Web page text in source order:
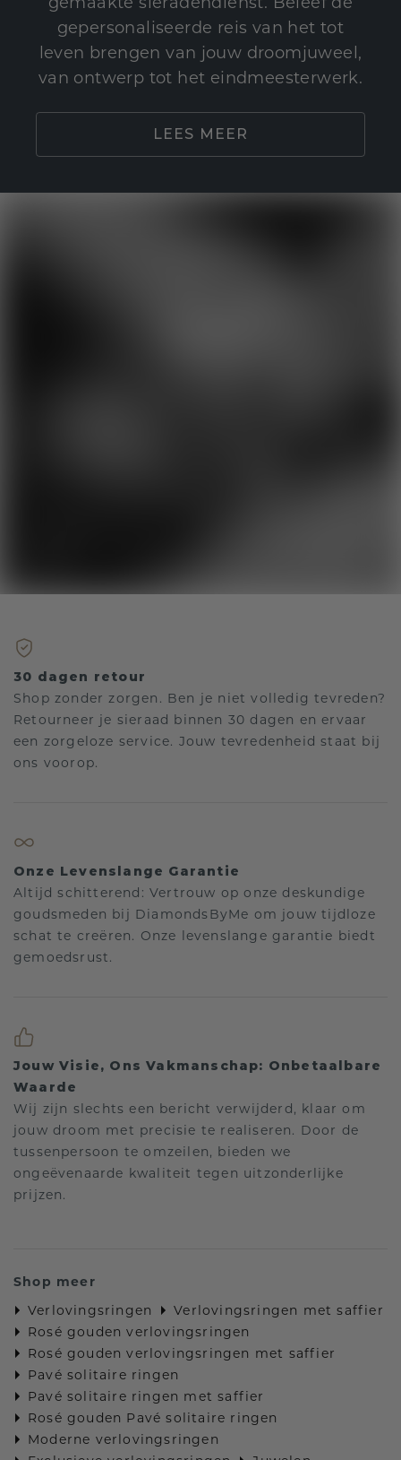
gepersonaliseerde reis van het tot
leven brengen van jouw droomjuweel,
van ontwerp tot het eindmeesterwerk.
LEES MEER
30 dagen retour
Shop zonder zorgen. Ben je niet volledig tevreden?
Retourneer je sieraad binnen 30 dagen en ervaar
een zorgeloze service. Jouw tevredenheid staat bij
ons voorop.
Onze Levenslange Garantie
Altijd schitterend: Vertrouw op onze deskundige
goudsmeden bij DiamondsByMe om jouw tijdloze
schat te creëren. Onze levenslange garantie biedt
gemoedsrust.
Jouw Visie, Ons Vakmanschap: Onbetaalbare
Waarde
Wij zijn slechts een bericht verwijderd, klaar om
jouw droom met precisie te realiseren. Door de
tussenpersoon te omzeilen, bieden we
ongeëvenaarde kwaliteit tegen uitzonderlijke
prijzen.
Shop meer
Verlovingsringen
Verlovingsringen met saffier
Rosé gouden verlovingsringen
Rosé gouden verlovingsringen met saffier
Pavé solitaire ringen
Pavé solitaire ringen met saffier
Rosé gouden Pavé solitaire ringen
Moderne verlovingsringen